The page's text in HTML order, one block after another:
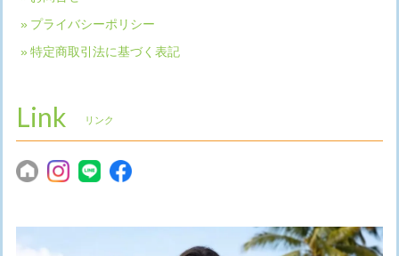
プライバシーポリシー
特定商取引法に基づく表記
Link リンク